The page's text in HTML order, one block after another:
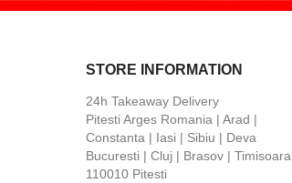
STORE INFORMATION
24h Takeaway Delivery
Pitesti Arges Romania | Arad |
Constanta | Iasi | Sibiu | Deva
Bucuresti | Cluj | Brasov | Timisoara
110010 Pitesti